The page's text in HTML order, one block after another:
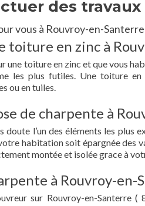
des travaux
vous à Rouvroy-en-
toiture en zinc à
une toiture en zinc et que vous
les plus futiles. Une toiture
ou en tuiles.
de charpente à
doute l’un des éléments les plus
habitation soit épargnée des
montée et isolée grace à
à Rouvroy-en-
sur Rouvroy-en-Santerre